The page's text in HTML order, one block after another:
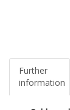
Further
information